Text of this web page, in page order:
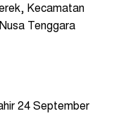
Kecamatan
Tenggara
24 September